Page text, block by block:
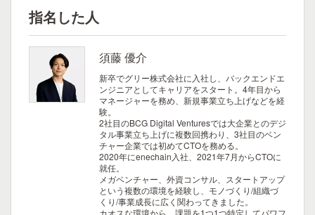
指名した人
須藤 優介
新卒でグリー株式会社に入社し、バックエンドエ
ンジニアとしてキャリアをスタート。4年目から
マネージャーを務め、新規事業立ち上げなどを経
験。
2社目のBCG Digital Venturesでは大企業とのデジ
タル事業立ち上げに複数回携わり、3社目のベン
チャー企業では初めてCTOを務める。
2020年にenechain入社、2021年7月からCTOに
就任。
メガベンチャー、外資コンサル、スタートアップ
という複数の環境を経験し、モノづくり/組織づ
くり/事業成長に広く関わってきました。
カオスな環境から、課題を1つ1つ特定してパワフ